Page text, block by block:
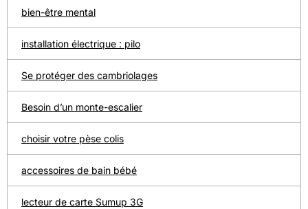
bien-être mental
installation électrique : pilo
Se protéger des cambriolages
Besoin d’un monte-escalier
choisir votre pèse colis
accessoires de bain bébé
lecteur de carte Sumup 3G